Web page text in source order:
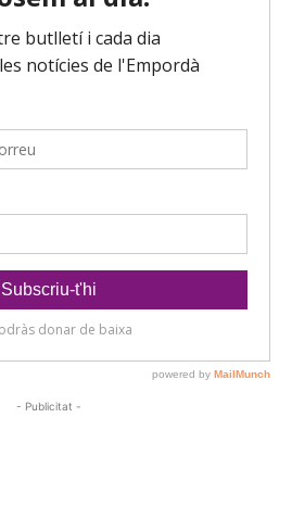
- Publicitat -